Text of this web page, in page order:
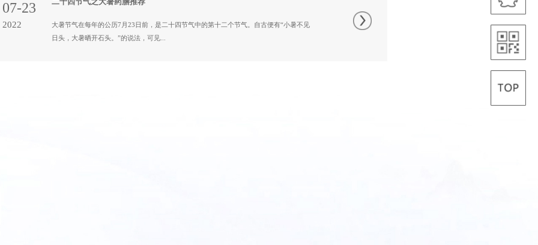
07-23
2022
大暑节气在每年的公历7月23日前，是二十四节气中的第十二个节气。自古便有“小暑不见
日头，大暑晒开石头。”的说法，可见...